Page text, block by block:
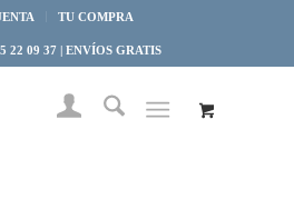
TU COMPRA
22 09 37 | ENVÍOS GRATIS